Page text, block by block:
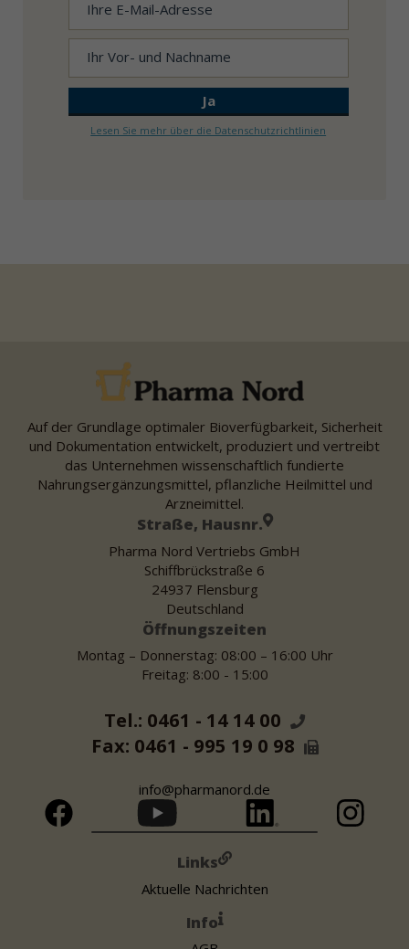
Lesen Sie mehr über die Datenschutzrichtlinien
Auf der Grundlage optimaler Bioverfügbarkeit, Sicherheit
und Dokumentation entwickelt, produziert und vertreibt
das Unternehmen wissenschaftlich fundierte
Nahrungsergänzungsmittel, pflanzliche Heilmittel und
Arzneimittel.
Straße, Hausnr.
Pharma Nord Vertriebs GmbH
Schiffbrückstraße 6
24937 Flensburg
Deutschland
Öffnungszeiten
Montag – Donnerstag: 08:00 – 16:00 Uhr
Freitag: 8:00 - 15:00
Tel.: 0461 - 14 14 00
Fax: 0461 - 995 19 0 98
info@pharmanord.de
Links
Aktuelle Nachrichten
Info